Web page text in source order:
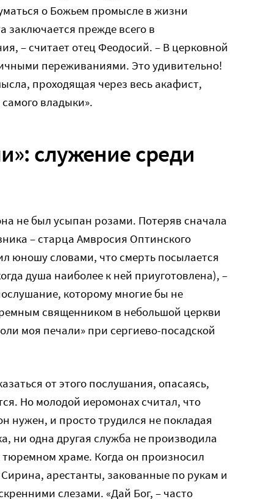
о Божьем промысле в жизни
заключается прежде всего в
– считает отец Феодосий. – В церковной
переживаниями. Это удивительно!
проходящая через весь акафист,
владыки».
служение среди
не был усыпан розами. Потеряв сначала
– старца Амвросия Оптинского
юношу словами, что смерть посылается
душа наиболее к ней приуготовлена), –
которому многие бы не
священником в небольшой церкви
моя печали» при сергиево-посадской
от этого послушания, опасаясь,
Но молодой иеромонах считал, что
нужен, и просто трудился не покладая
ни одна другая служба не производила
тюремном храме. Когда он произносил
арестанты, закованные по рукам и
слезами. «Дай Бог, – часто